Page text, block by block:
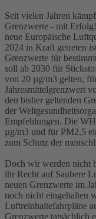
Seit vielen Jahren
Grenzwerte - mit
neue Europäische
2024 in Kraft getreten
Grenzwerte für
soll ab 2030 für
von 20 µg/m3 gelten,
Jahresmittelgrenzwert
den bisher geltenden
der
Empfehlungen. Die
µg/m3 und für PM2,5
zum Schutz der
Doch wir werden nicht
ihr Recht auf Saubere
neuen Grenzwerte im
noch nicht eingehalten
Luftreinhaltefahrpläne
Grenzwerte tatsächlich